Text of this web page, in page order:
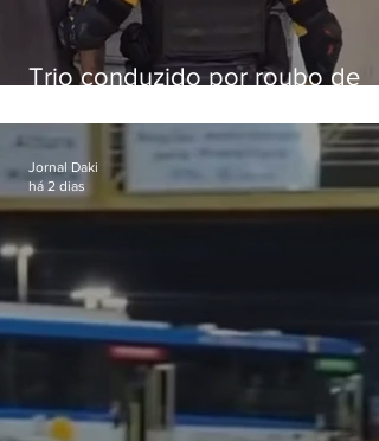
Trio conduzido por roubo de
passagens
Jornal Daki
há 2 dias